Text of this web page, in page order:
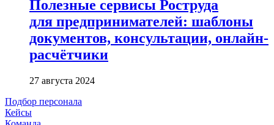
Полезные сервисы Роструда
для предпринимателей: шаблоны
документов, консультации, онлайн-
расчётчики
27 августа 2024
Подбор персонала
Кейсы